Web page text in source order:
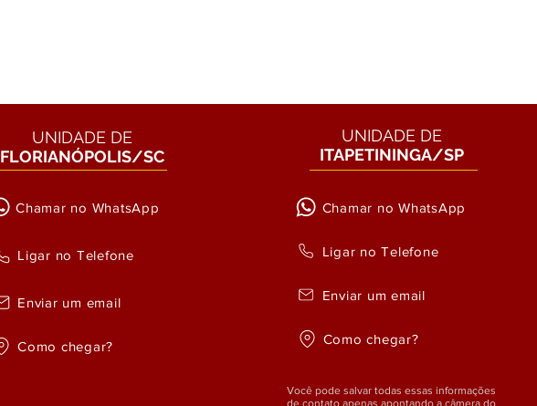
UNIDADE DE
FLORIANÓPOLIS/SC
Chamar no WhatsApp
Ligar no Telefone
Enviar um email
Como chegar?
UNIDADE DE
ITAPETININGA/SP
Chamar no WhatsApp
Ligar no Telefone
Enviar um email
Como chegar?
Você pode salvar todas essas informações
de contato apenas apontando a câmera do